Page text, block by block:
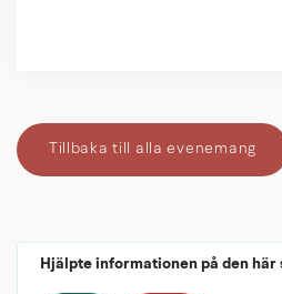
Tillbaka till alla evenemang
Hjälpte informationen på den här